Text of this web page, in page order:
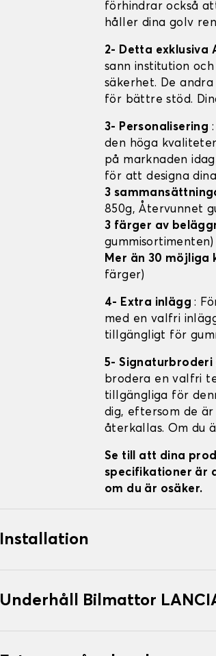
förhindrar också
håller dina golv
2- Detta exklusiva
sann institution
säkerhet. De
för bättre stöd.
3- Personalisering
den höga
på marknaden
för att designa
3
850g, Återvunnet
3 färger av
gummisortimenten)
Mer än 30 möjliga
färger)
4- Extra inlägg:
med en valfri
tillgängligt för
5- Signaturbroderi
brodera en valfri
tillgängliga för
dig, eftersom de
återkallas. Om du
Se till att dina
specifikationer är
om du är osäker.
Installation
Underhåll Bilmattor